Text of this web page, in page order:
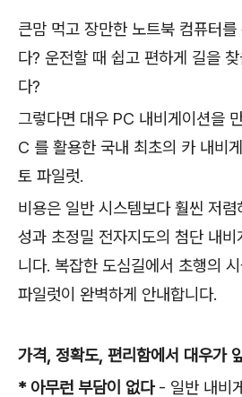
큰맘 먹고 장만한 노트북 컴퓨터
다? 운전할 때 쉽고 편하게 길을
다?
그렇다면 대우 PC 내비게이션을
C 를 활용한 국내 최초의 카 내비
토 파일럿.
비용은 일반 시스템보다 훨씬 저
성과 초정밀 전자지도의 첨단 내
니다. 복잡한 도심길에서 초행의
파일럿이 완벽하게 안내합니다.
가격, 정확도, 편리함에서 대우가
* 아무런 부담이 없다- 일반 내비